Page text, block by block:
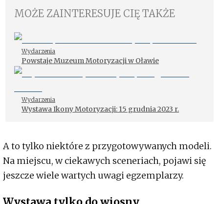
MOŻE ZAINTERESUJE CIĘ TAKŻE
Wydarzenia
Powstaje Muzeum Motoryzacji w Oławie
Wydarzenia
Wystawa Ikony Motoryzacji: 15 grudnia 2023 r.
A to tylko niektóre z przygotowywanych modeli.
Na miejscu, w ciekawych sceneriach, pojawi się
jeszcze wiele wartych uwagi egzemplarzy.